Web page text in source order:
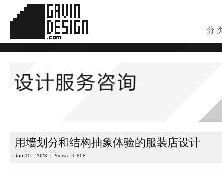
分
用墙划分和结构抽象体验的服装店设计
Jan 10 , 2023 | Views : 1,808